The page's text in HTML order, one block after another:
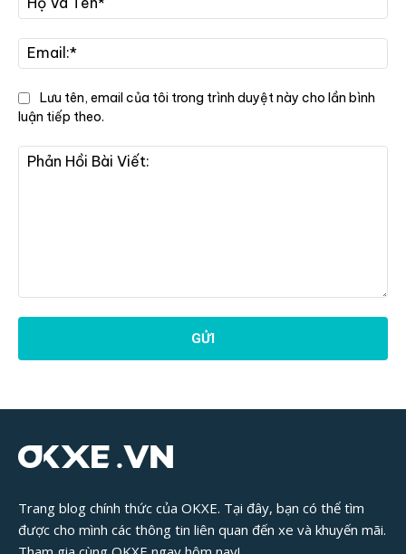
Viết:
Và
Lưu tên, email của tôi trong trình duyệt này cho lần bình
luận tiếp theo.
Trang blog chính thức của OKXE. Tại đây, bạn có thể tìm
được cho mình các thông tin liên quan đến xe và khuyến mãi.